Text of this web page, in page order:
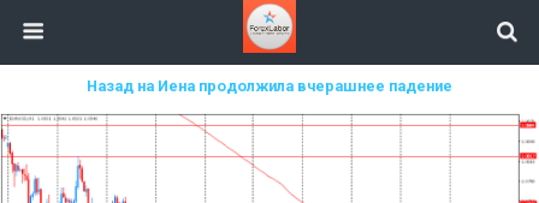
Назад на Иена продолжила вчерашнее падение